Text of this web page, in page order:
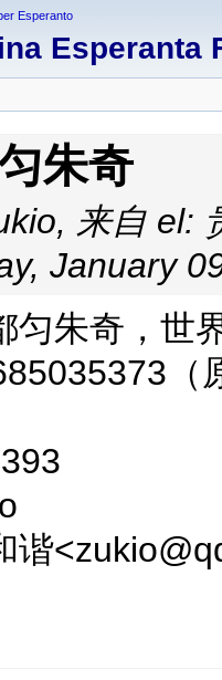
Esperanto
Esperanta
朱奇
, 来自 el:
January
匀朱奇，世
（
谐